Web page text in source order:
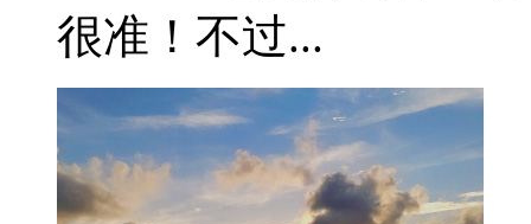
很准！不过...